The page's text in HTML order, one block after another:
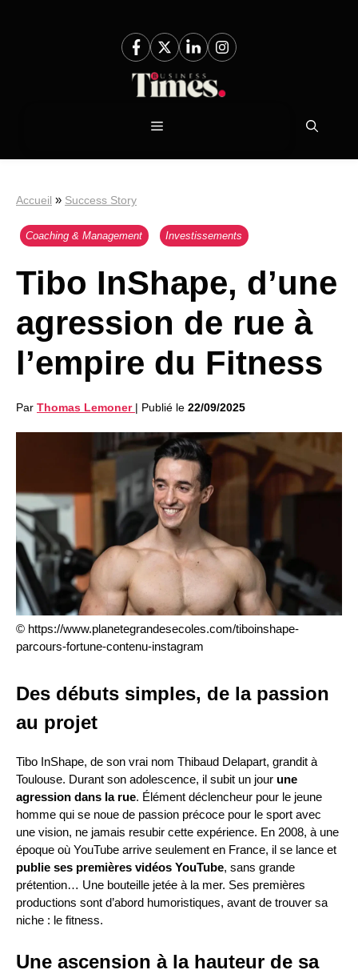
Menu
Accueil » Success Story
Coaching & Management Investissements
Tibo InShape, d’une
agression de rue à
l’empire du Fitness
Par Thomas Lemoner | Publié le 22/09/2025
© https://www.planetegrandesecoles.com/tiboinshape-
parcours-fortune-contenu-instagram
Des débuts simples, de la passion
au projet
Tibo InShape, de son vrai nom Thibaud Delapart, grandit à
Toulouse. Durant son adolescence, il subit un jour une
agression dans la rue. Élément déclencheur pour le jeune
homme qui se noue de passion précoce pour le sport avec
une vision, ne jamais resubir cette expérience. En 2008, à une
époque où YouTube arrive seulement en France, il se lance et
publie ses premières vidéos YouTube, sans grande
prétention… Une bouteille jetée à la mer. Ses premières
productions sont d’abord humoristiques, avant de trouver sa
niche : le fitness.
Une ascension à la hauteur de sa